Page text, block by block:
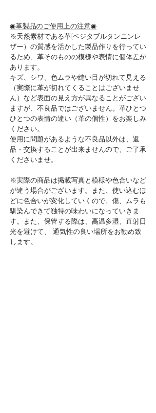
◉革製品のご使用上の注意◉
※天然素材である革(ベジタブルタンニンレ
ザー）の質感を活かした製品作りを行ってい
るため、革そのものの模様や表情に個体差が
あります。
キズ、シワ、色ムラや縫い目が切れて見える
（実際に革が切れてくることはございませ
ん）など表面の見え方が異なることがござい
ますが、不良品ではございません。革ひとつ
ひとつの表情の違い（革の個性）をお楽しみ
ください。
使用に問題があるような不良品以外は、返
品・交換することが出来ませんので、ご了承
くださいませ。
※実際の商品は掲載写真と模様や色合いなど
が違う場合がございます。また、使い込むほ
どに色合いが変化していくので、傷、ムラも
馴染んできて独特の味わいになっていきま
す。また、保管する際は、高温多湿、直射日
光を避けて、 通気性の良い場所をお勧め致
します。